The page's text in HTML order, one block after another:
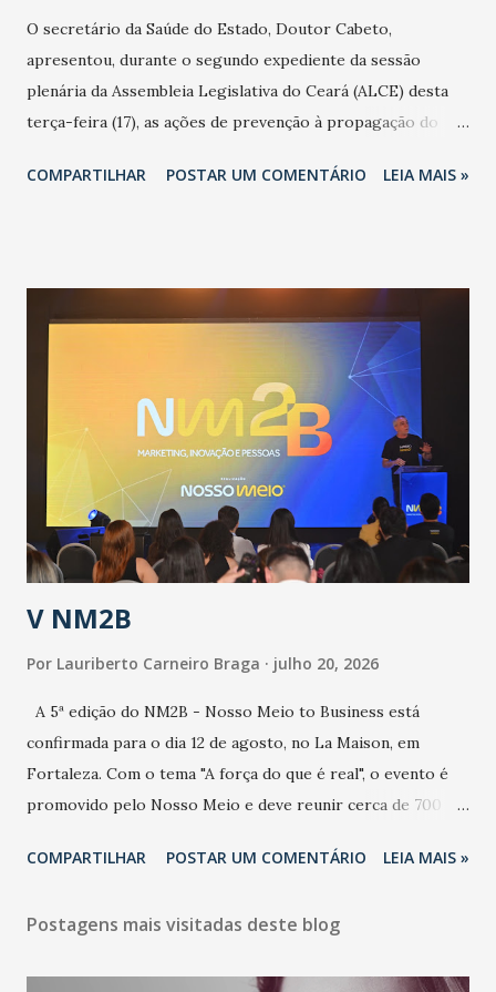
O secretário da Saúde do Estado, Doutor Cabeto,
apresentou, durante o segundo expediente da sessão
plenária da Assembleia Legislativa do Ceará (ALCE) desta
terça-feira (17), as ações de prevenção à propagação do
adotadas pelo Governo do Estado na contenção da
população suspeita e de cuidados com os ambientes
públicos e domiciliares. “Nós não estamos vivendo uma
epidemia comum, como temos em todos os anos, com
aumento de casos de dengue, influenza ou H1N1. Trata-se
de uma epidemia com um vírus diferente, com um poder de
contaminação maior que outros coronavírus”, apontou o
secretário. Segundo ele, é uma epidemia com chance de
contaminação alta, podendo gerar um grande risco à
população e ao sistema de saúde. “Precisamos saber fazer a
estratificação do risco da doença, para não so...
COMPARTILHAR POSTAR UM COMENTÁRIO LEIA MAIS »
V NM2B
Por Lauriberto Carneiro Braga julho 20, 2026
A 5ª edição do NM2B - Nosso Meio to Business está
confirmada para o dia 12 de agosto, no La Maison, em
Fortaleza. Com o tema "A força do que é real", o evento é
promovido pelo Nosso Meio e deve reunir cerca de 700
e lideranças do Mercado Nacional. Desde 2022, o NM2B
de negócios do Nordeste, reunindo profissionais de marcas
COMPARTILHAR POSTAR UM COMENTÁRIO LEIA MAIS »
Postagens mais visitadas deste blog